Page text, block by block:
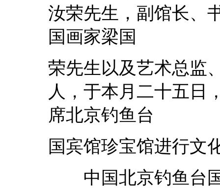
汝荣先生，副馆长、
国画家梁国
荣先生以及艺术总监
人，于本月二十五日
席北京钓鱼台
国宾馆珍宝馆进行文
中国北京钓鱼台国